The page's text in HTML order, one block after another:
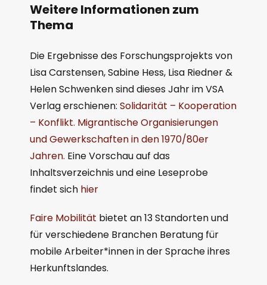
Weitere Informationen zum
Thema
Die Ergebnisse des Forschungsprojekts von
Lisa Carstensen, Sabine Hess, Lisa Riedner &
Helen Schwenken sind dieses Jahr im VSA
Verlag erschienen: Solidarität – Kooperation
– Konflikt. Migrantische Organisierungen
und Gewerkschaften in den 1970/80er
Jahren. Eine Vorschau auf das
Inhaltsverzeichnis und eine Leseprobe
findet sich hier
Faire Mobilität bietet an 13 Standorten und
für verschiedene Branchen Beratung für
mobile Arbeiter*innen in der Sprache ihres
Herkunftslandes.